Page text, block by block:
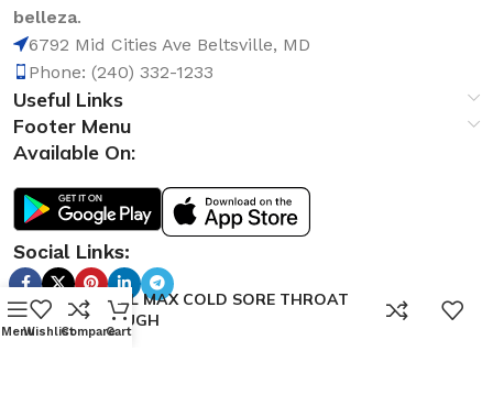
belleza.
6792 Mid Cities Ave Beltsville, MD
Phone: (240) 332-1233
Useful Links
Footer Menu
Available On:
Social Links:
TUKOL MAX COLD SORE THROAT
& COUGH
MenuWishlistCompare
0
Cart